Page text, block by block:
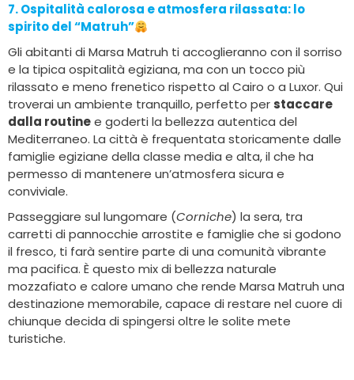
7. Ospitalità calorosa e atmosfera rilassata: lo
spirito del “Matruh”
Gli abitanti di Marsa Matruh ti accoglieranno con il sorriso
e la tipica ospitalità egiziana, ma con un tocco più
rilassato e meno frenetico rispetto al Cairo o a Luxor. Qui
troverai un ambiente tranquillo, perfetto per staccare
dalla routinee goderti la bellezza autentica del
Mediterraneo. La città è frequentata storicamente dalle
famiglie egiziane della classe media e alta, il che ha
permesso di mantenere un’atmosfera sicura e
conviviale.
Passeggiare sul lungomare (Corniche) la sera, tra
carretti di pannocchie arrostite e famiglie che si godono
il fresco, ti farà sentire parte di una comunità vibrante
ma pacifica. È questo mix di bellezza naturale
mozzafiato e calore umano che rende Marsa Matruh una
destinazione memorabile, capace di restare nel cuore di
chiunque decida di spingersi oltre le solite mete
turistiche.